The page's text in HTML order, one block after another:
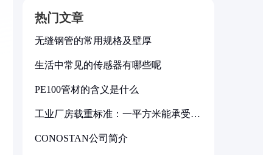
热门文章
无缝钢管的常用规格及壁厚
生活中常见的传感器有哪些呢
PE100管材的含义是什么
工业厂房载重标准：一平方米能承受多
CONOSTAN公司简介